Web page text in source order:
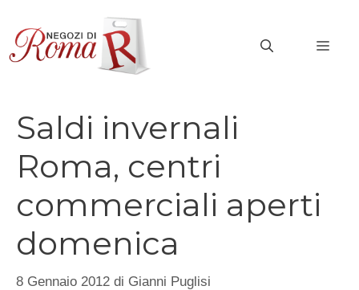
contenuto
Saldi invernali
Roma, centri
commerciali aperti
domenica
8 Gennaio 2012 di Gianni Puglisi